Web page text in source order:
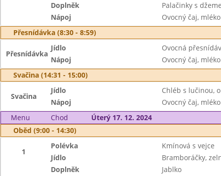
Doplněk
Palačinky s
Nápoj
Ovocný čaj, mléko
Přesnídávka (8:30 - 8:59)
Přesnídávka
Jídlo
Ovocná
Nápoj
Ovocný čaj, mléko
Svačina (14:31 - 15:00)
Svačina
Jídlo
Chléb s lučinou,
Nápoj
Ovocný čaj, mléko
Menu
Chod
Úterý 17. 12. 2024
Oběd (9:00 - 14:30)
1
Polévka
Kmínová s vejce
Jídlo
Bramboráčky,
Doplněk
Jablko